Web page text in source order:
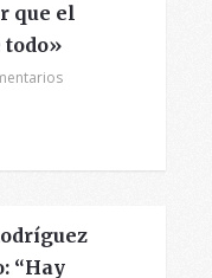
que el
todo»
“Hay